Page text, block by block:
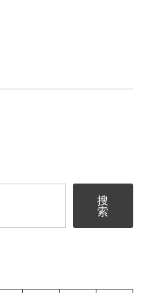
搜
索